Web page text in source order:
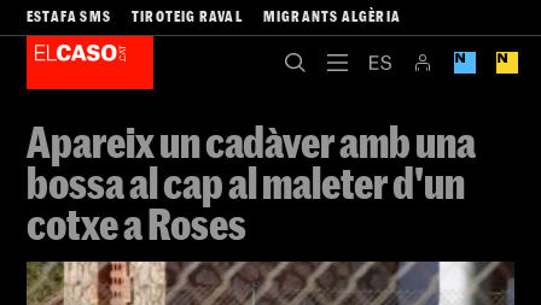
ESTAFA SMS TIROTEIG RAVAL MIGRANTS ALGÈRIA
Apareix un cadàver amb una
bossa al cap al maleter d'un
cotxe a Roses